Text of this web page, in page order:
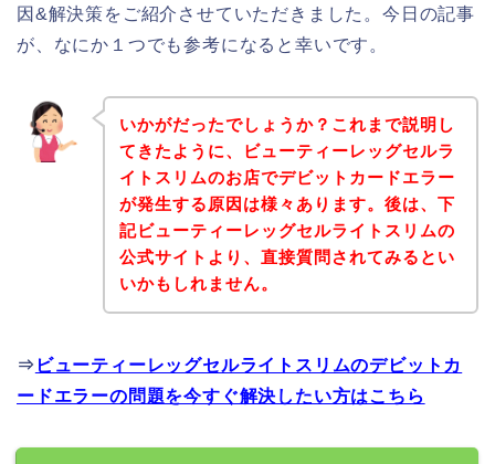
因&解決策をご紹介させていただきました。今日の記事
が、なにか１つでも参考になると幸いです。
いかがだったでしょうか？これまで説明し
てきたように、ビューティーレッグセルラ
イトスリムのお店でデビットカードエラー
が発生する原因は様々あります。後は、下
記ビューティーレッグセルライトスリムの
公式サイトより、直接質問されてみるとい
いかもしれません。
⇒ ビューティーレッグセルライトスリムのデビットカ
ードエラーの問題を今すぐ解決したい方はこちら